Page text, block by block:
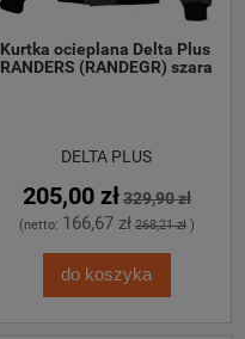
Kurtka ocieplana Delta Plus
RANDERS (RANDEGR) szara
DELTA PLUS
205,00 zł329,90 zł
(netto: 166,67 zł 268,21 zł)
do koszyka